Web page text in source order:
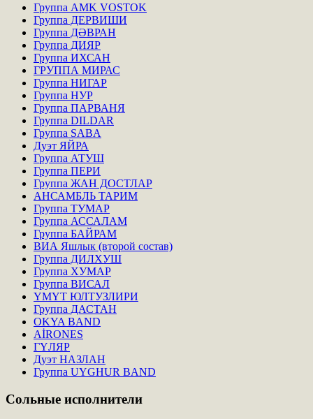
Группа AMK VOSTOK
Группа ДЕРВИШИ
Группа ДӘВРАН
Группа ДИЯР
Группа ИХСАН
ГРУППА МИРАС
Группа НИГАР
Группа НУР
Группа ПАРВАНЯ
Группа DILDAR
Группа SABA
Дуэт ЯЙРА
Группа АТУШ
Группа ПЕРИ
Группа ЖАН ДОСТЛАР
АНСАМБЛЬ ТАРИМ
Группа ТУМАР
Группа АССАЛАМ
Группа БАЙРАМ
ВИА Яшлык (второй состав)
Группа ДИЛХУШ
Группа ХУМАР
Группа ВИСАЛ
ҮМҮТ ЮЛТУЗЛИРИ
Группа ДАСТАН
OKYA BAND
AİRONES
ГҮЛЯР
Дуэт НАЗЛАН
Группа UYGHUR BAND
Сольные исполнители